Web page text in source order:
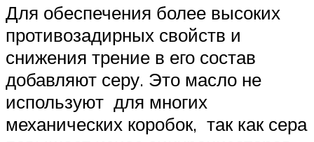
Для обеспечения более высоких
противозадирных свойств и
снижения трение в его состав
добавляют серу. Это масло не
используют для многих
механических коробок, так как сера